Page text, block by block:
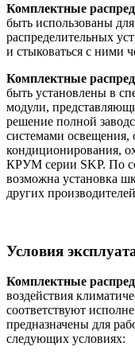
Комплектные
быть использованы
распределительных
и стыковаться с ними
Комплектные
быть установлены в
модули,
решение полной
системами освещения,
кондиционирования,
КРУМ серии SKP. По
возможна установка
других
Условия
Комплектные
воздействия
соответствуют
предназначены для
следующих условиях: